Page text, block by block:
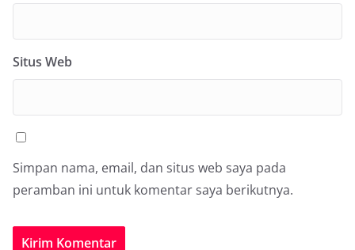
Situs Web
Simpan nama, email, dan situs web saya pada
peramban ini untuk komentar saya berikutnya.